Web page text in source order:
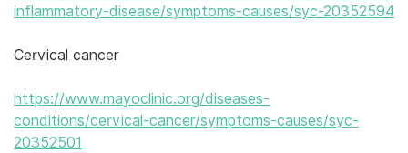
inflammatory-disease/symptoms-causes/syc-20352594
Cervical cancer
https://www.mayoclinic.org/diseases-
conditions/cervical-cancer/symptoms-causes/syc-
20352501